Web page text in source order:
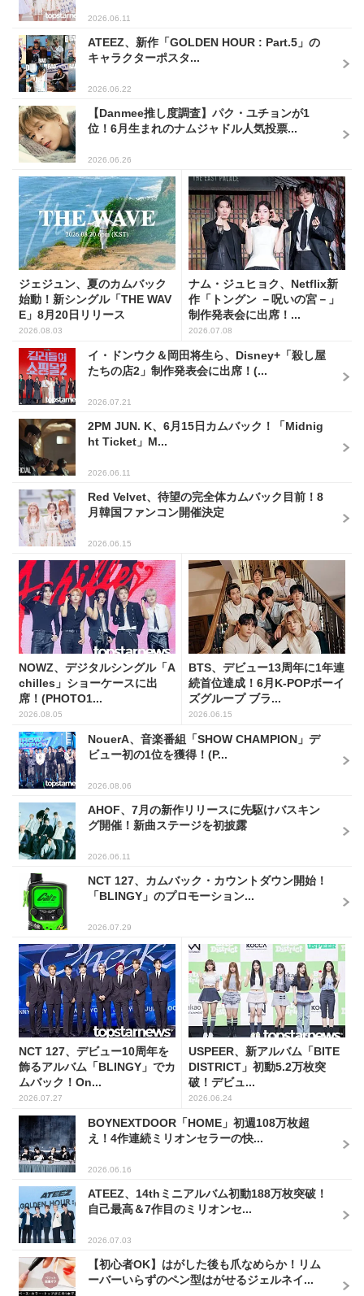
2026.06.11
ATEEZ、新作「GOLDEN HOUR : Part.5」の
キャラクターポスタ...
2026.06.22
【Danmee推し度調査】パク・ユチョンが1
位！6月生まれのナムジャドル人気投票...
2026.06.26
ジェジュン、夏のカムバック
始動！新シングル「THE WAV
E」8月20日リリース
2026.08.03
ナム・ジュヒョク、Netflix新
作「トングン －呪いの宮－」
制作発表会に出席！...
2026.07.08
イ・ドンウク＆岡田将生ら、Disney+「殺し屋
たちの店2」制作発表会に出席！(...
2026.07.21
2PM JUN. K、6月15日カムバック！「Midnig
ht Ticket」M...
2026.06.11
Red Velvet、待望の完全体カムバック目前！8
月韓国ファンコン開催決定
2026.06.15
NOWZ、デジタルシングル「A
chilles」ショーケースに出
席！(PHOTO1...
2026.08.05
BTS、デビュー13周年に1年連
続首位達成！6月K-POPボーイ
ズグループ ブラ...
2026.06.15
NouerA、音楽番組「SHOW CHAMPION」デ
ビュー初の1位を獲得！(P...
2026.08.06
AHOF、7月の新作リリースに先駆けバスキン
グ開催！新曲ステージを初披露
2026.06.11
NCT 127、カムバック・カウントダウン開始！
「BLINGY」のプロモーション...
2026.07.29
NCT 127、デビュー10周年を
飾るアルバム「BLINGY」でカ
ムバック！On...
2026.07.27
USPEER、新アルバム「BITE
DISTRICT」初動5.2万枚突
破！デビュ...
2026.06.24
BOYNEXTDOOR「HOME」初週108万枚超
え！4作連続ミリオンセラーの快...
2026.06.16
ATEEZ、14thミニアルバム初動188万枚突破！
自己最高＆7作目のミリオンセ...
2026.07.03
【初心者OK】はがした後も爪なめらか！リム
ーバーいらずのペン型はがせるジェルネイ...